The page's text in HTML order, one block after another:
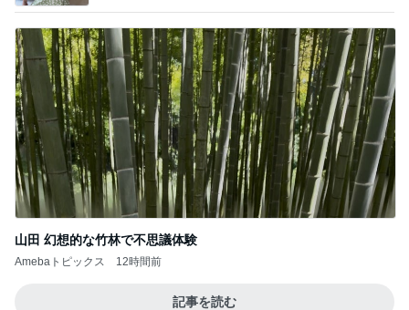
山田 幻想的な竹林で不思議体験
Amebaトピックス 12時間前
記事を読む